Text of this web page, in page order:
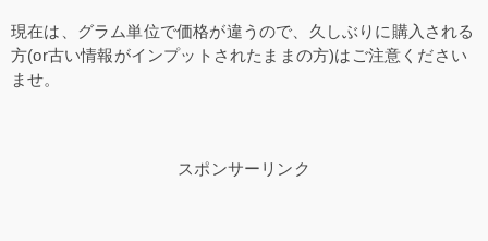
現在は、グラム単位で価格が違うので、久しぶりに購入される
方(or古い情報がインプットされたままの方)はご注意ください
ませ。
スポンサーリンク